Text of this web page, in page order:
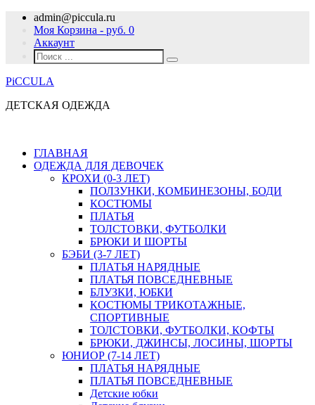
admin@piccula.ru
Моя Корзина - руб. 0
Аккаунт
PiCCULA
ДЕТСКАЯ ОДЕЖДА
ГЛАВНАЯ
ОДЕЖДА ДЛЯ ДЕВОЧЕК
КРОХИ (0-3 ЛЕТ)
ПОЛЗУНКИ, КОМБИНЕЗОНЫ, БОДИ
КОСТЮМЫ
ПЛАТЬЯ
ТОЛСТОВКИ, ФУТБОЛКИ
БРЮКИ И ШОРТЫ
БЭБИ (3-7 ЛЕТ)
ПЛАТЬЯ НАРЯДНЫЕ
ПЛАТЬЯ ПОВСЕДНЕВНЫЕ
БЛУЗКИ, ЮБКИ
КОСТЮМЫ ТРИКОТАЖНЫЕ,
СПОРТИВНЫЕ
ТОЛСТОВКИ, ФУТБОЛКИ, КОФТЫ
БРЮКИ, ДЖИНСЫ, ЛОСИНЫ, ШОРТЫ
ЮНИОР (7-14 ЛЕТ)
ПЛАТЬЯ НАРЯДНЫЕ
ПЛАТЬЯ ПОВСЕДНЕВНЫЕ
Детские юбки